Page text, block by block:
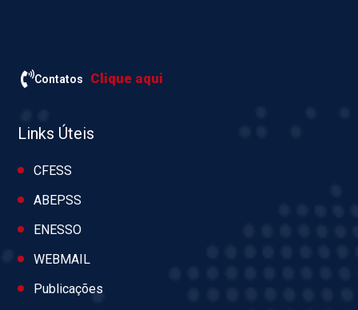
Contatos Clique aqui
Links Úteis
CFESS
ABEPSS
ENESSO
WEBMAIL
Publicações